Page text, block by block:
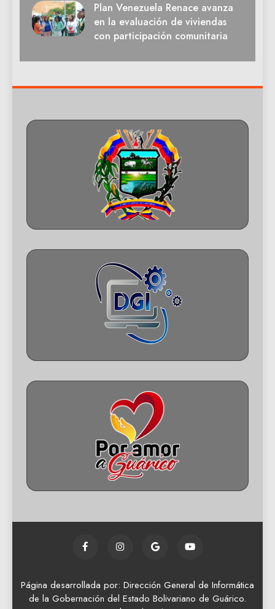
Plan Venezuela Renace avanza
en la evaluación de viviendas
con participación comunitaria
Página desarrollada por: Dirección General de Informática
de la Gobernación del Estado Bolivariano de Guárico.